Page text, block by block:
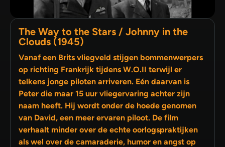
The Way to the Stars / Johnny in the
Clouds (1945)
Vanaf een Brits vliegveld stijgen bommenwerpers
op richting Frankrijk tijdens W.O.II terwijl er
telkens jonge piloten arriveren. Eén daarvan is
Peter die maar 15 uur vliegervaring achter zijn
naam heeft. Hij wordt onder de hoede genomen
van David, een meer ervaren piloot. De film
verhaalt minder over de echte oorlogspraktijken
als wel over de camaraderie, humor en angst op